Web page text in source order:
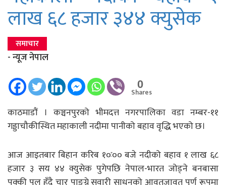
लाख ६८ हजार ३४४ क्युसेक
समाचार
- न्यूज नेपाल
0
Shares
काठमाडाैं । कञ्चनपुरको भीमदत्त नगरपालिका वडा नम्बर-११
गड्डाचौकीस्थित महाकाली नदीमा पानीको बहाव वृद्धि भएको छ।
आज आइतबार बिहान करिब १०ः०० बजे नदीको बहाव १ लाख ६८
हजार ३ सय ४४ क्युसेक पुगेपछि नेपाल-भारत जोड्ने बनबासा